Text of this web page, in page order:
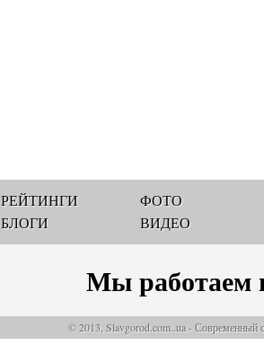
РЕЙТИНГИ
БЛОГИ
ФОТО
ВИДЕО
Мы работаем
© 2013, Slavgorod.com..ua - Современный